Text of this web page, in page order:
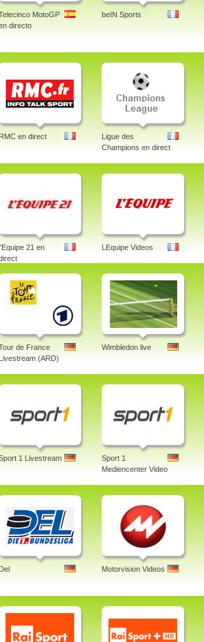
MotoGP
directo
beIN Sports
RMC en direct
Ligue des
Champions en direct
21 en
LEquipe Videos
de France
Livestream (ARD)
Wimbledon live
1 Livestream
Sport 1
Mediencenter Video
Del Motorvision Videos